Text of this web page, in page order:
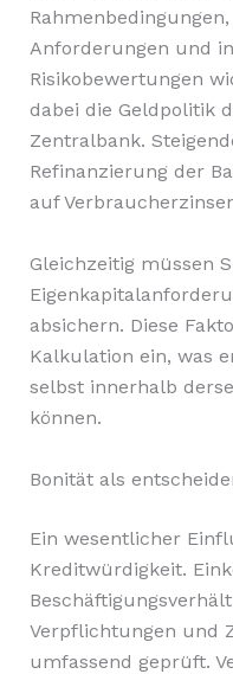
Anforderungen und
Risikobewertungen
dabei die Geldpolitik
Zentralbank.
Refinanzierung der
auf
Gleichzeitig müssen
absichern. Diese
Kalkulation ein, was
selbst innerhalb
können.
Bonität als
Ein wesentlicher
Kreditwürdigkeit.
Verpflichtungen und
umfassend geprüft.